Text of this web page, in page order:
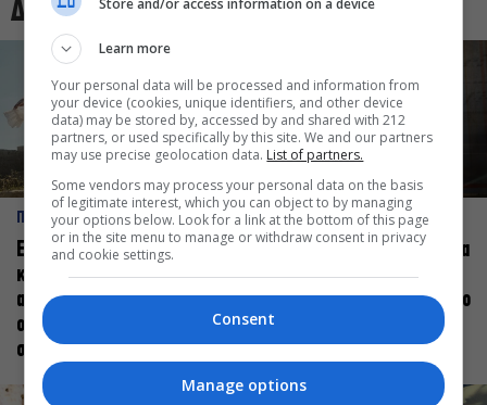
Δες και αυτό
ΠΡΟΣΩΠΑ
Ελεάνα Ανδρεούδη: Κάθε
καλλιτέχνης όταν
ανεβαίνει στη σκηνή
οφείλει να αισθάνεται
σταρ
ΠΡΟΣΩΠΑ
Βαγγέλης Μπίκος: Έμαθα να
δίνω αξία στο ποιος είμαι
πάνω στη σκηνή και όχι στο
πως χορεύω
Learn more
Your personal data will be processed and information from
your device (cookies, unique identifiers, and other device
data) may be stored by, accessed by and shared with 212
partners, or used specifically by this site. We and our partners
may use precise geolocation data. List of partners.
Some vendors may process your personal data on the basis
of legitimate interest, which you can object to by managing
your options below. Look for a link at the bottom of this page
or in the site menu to manage or withdraw consent in privacy
and cookie settings.
Consent
Manage options